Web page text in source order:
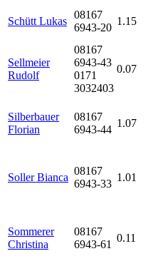
Schütt Lukas
08167
6943-20
1.15
Sellmeier
Rudolf
08167
6943-43
0171
3032403
0.07
Silberbauer
Florian
08167
6943-44
1.07
Soller Bianca
08167
6943-33
1.01
Sommerer
Christina
08167
6943-61
0.11